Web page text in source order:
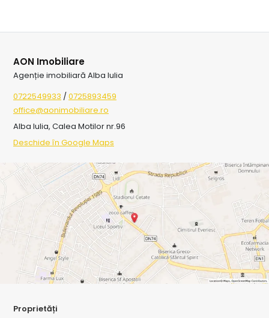
AON Imobiliare
Agenție imobiliară Alba Iulia
0722549933 /0725893459
office@aonimobiliare.ro
Alba Iulia, Calea Motilor nr.96
Deschide în Google Maps
Proprietăți